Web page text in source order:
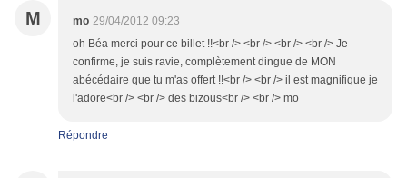
M mo 29/04/2012 09:23
oh Béa merci pour ce billet !!<br /> <br /> <br /> <br /> Je
confirme, je suis ravie, complètement dingue de MON
abécédaire que tu m'as offert !!<br /> <br /> il est magnifique je
l'adore<br /> <br /> des bizous<br /> <br /> mo
Répondre